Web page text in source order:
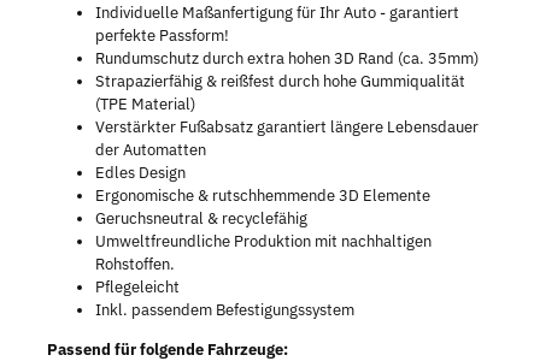
Individuelle Maßanfertigung für Ihr Auto - garantiert
perfekte Passform!
Rundumschutz durch extra hohen 3D Rand (ca. 35mm)
Strapazierfähig & reißfest durch hohe Gummiqualität
(TPE Material)
Verstärkter Fußabsatz garantiert längere Lebensdauer
der Automatten
Edles Design
Ergonomische & rutschhemmende 3D Elemente
Geruchsneutral & recyclefähig
Umweltfreundliche Produktion mit nachhaltigen
Rohstoffen.
Pflegeleicht
Inkl. passendem Befestigungssystem
Passend für folgende Fahrzeuge: